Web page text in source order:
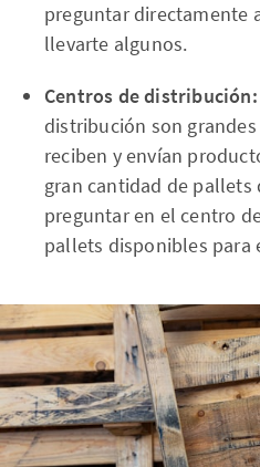
preguntar directamente
llevarte algunos.
Centros de distribución:
distribución son
reciben y envían
gran cantidad de pallets
preguntar en el centro
pallets disponibles para